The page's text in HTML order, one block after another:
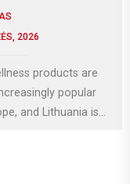
2026
products are
popular
and Lithuania is